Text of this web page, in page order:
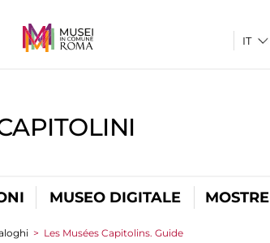
MUSEO DIGITALE MOSTRE
> Les Musées Capitolins. Guide